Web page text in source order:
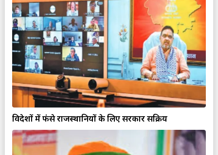
विदेशों में फंसे राजस्थानियों के लिए सरकार सक्रिय